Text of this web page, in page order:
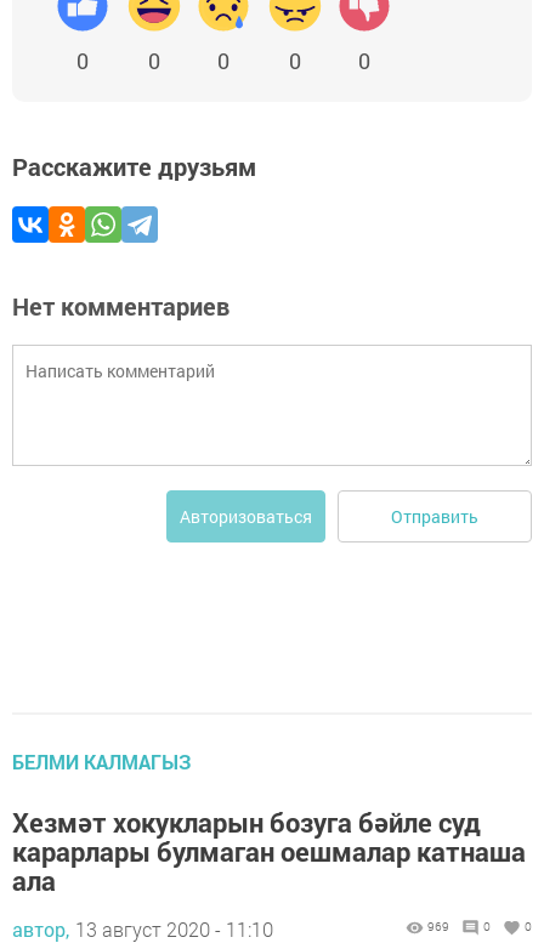
0 0 0 0 0
Расскажите друзьям
Нет комментариев
Авторизоваться Отправить
БЕЛМИ КАЛМАГЫЗ
Хезмәт хокукларын бозуга бәйле суд
карарлары булмаган оешмалар катнаша
ала
автор, 13 август 2020 - 11:10 969 0 0